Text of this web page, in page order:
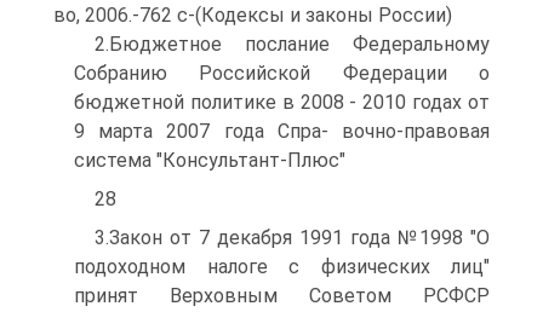
во, 2006.-762 с-(Кодексы и законы России)
2.Бюджетное послание Федеральному
Собранию Российской Федерации о
бюджетной политике в 2008 - 2010 годах от
9 марта 2007 года Спра- вочно-правовая
система "Консультант-Плюс"
28
3.Закон от 7 декабря 1991 года №1998 "О
подоходном налоге с физических лиц"
принят Верховным Советом РСФСР